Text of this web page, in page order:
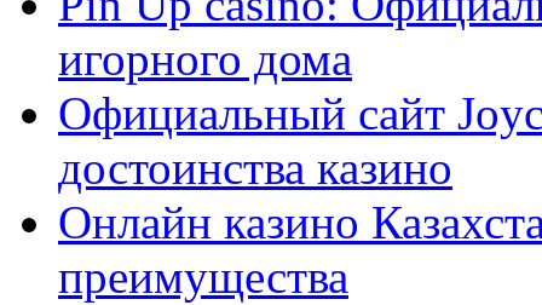
игорного дома
Официальный сайт
достоинства казино
Онлайн казино
преимущества